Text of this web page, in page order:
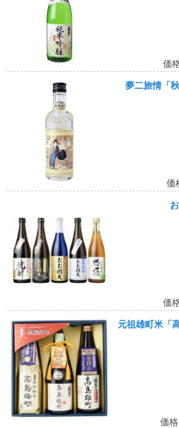
価
夢二旅情「
価
価
元祖雄町米「
価格